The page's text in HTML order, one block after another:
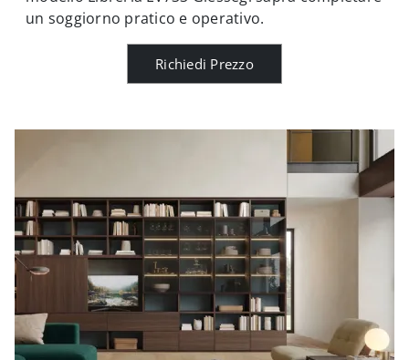
un soggiorno pratico e operativo.
Richiedi Prezzo